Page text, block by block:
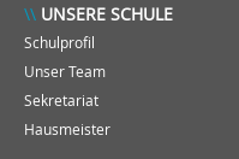
UNSERE SCHULE
Schulprofil
Unser Team
Sekretariat
Hausmeister